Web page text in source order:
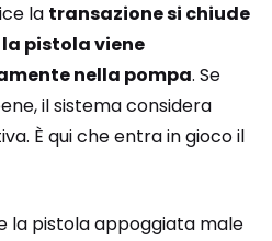
la transazione si chiude
pistola viene
nella pompa. Se
il sistema considera
È qui che entra in gioco il
la pistola appoggiata male